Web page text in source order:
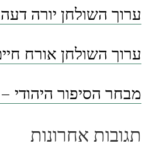
ערוך השולחן יורה
ערוך השולחן אורח
מבחר הסיפור היהודי
תגובות אחרונות